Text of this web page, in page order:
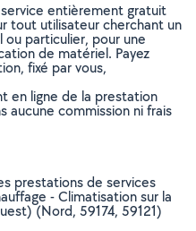
entièrement gratuit
tout utilisateur cherchant un
ou particulier, pour une
de matériel. Payez
fixé par vous,
en ligne de la prestation
aucune commission ni frais
prestations de services
- Climatisation sur la
(Nord, 59174, 59121)